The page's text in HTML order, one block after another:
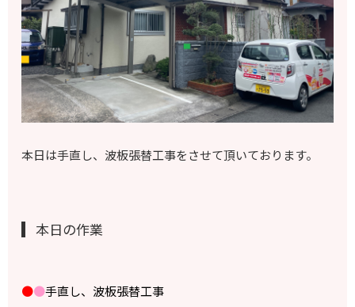
本日は手直し、波板張替工事をさせて頂いております。
本日の作業
●●手直し、波板張替工事